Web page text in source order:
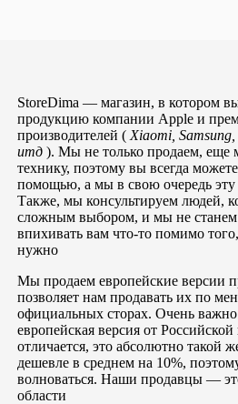
StoreDima — магазин, в котором
продукцию компании Apple и
производителей ( Xiaomi,
итд). Мы не только продаем, еще
технику, поэтому вы всегда
помощью, а мы в свою очередь
Также, мы консультируем людей,
сложным выбором, и мы не станем
впихивать вам что-то помимо
нужно
Мы продаем европейские версии
позволяет нам продавать их по
официальных сторах. Очень
европейская версия от
отличается, это абсолютно такой
дешевле в среднем на 10%,
волноваться. Наши продавцы —
области